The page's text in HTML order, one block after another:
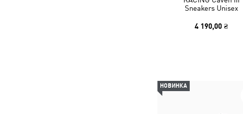
Sneakers Unisex
4 190,00 ₴
НОВИНКА